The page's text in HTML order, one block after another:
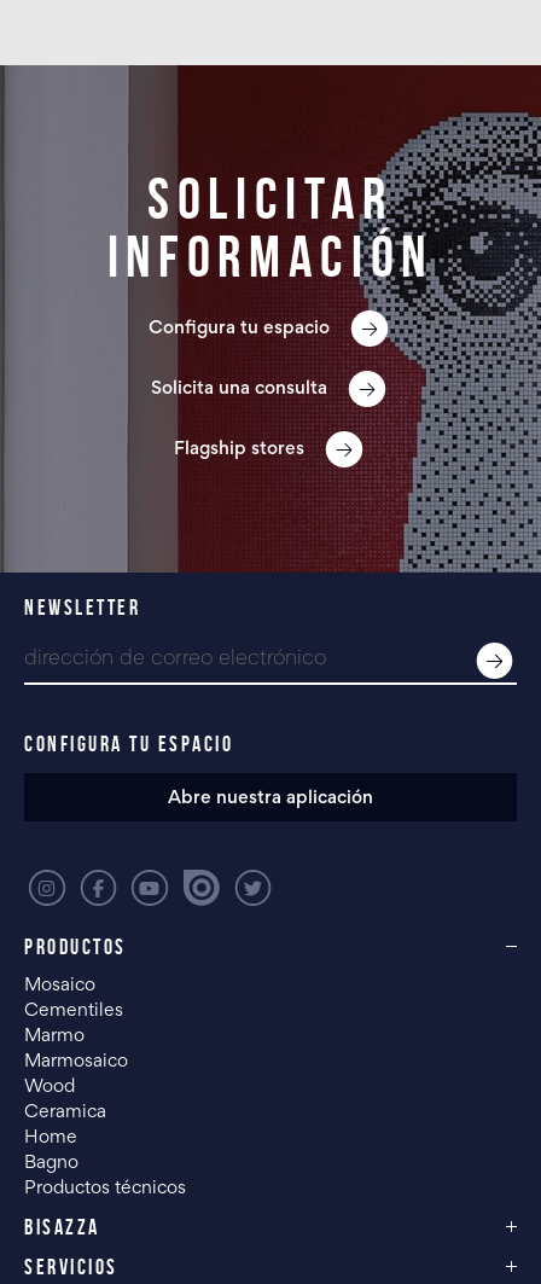
Solicitar
información
Configura tu espacio
Solicita una consulta
Flagship stores
PRODUCTOS
Mosaico
Cementiles
Marmo
Marmosaico
Wood
Ceramica
Home
Bagno
Productos técnicos
BISAZZA
SERVICIOS
NEWSLETTER
CONFIGURA TU ESPACIO
Abre nuestra aplicación